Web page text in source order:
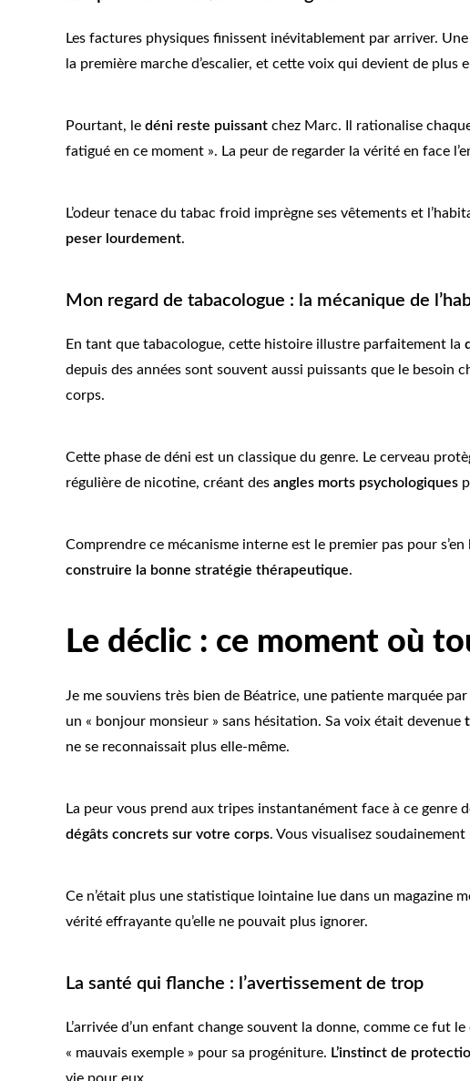
Les factures physiques finissent inévitablement par arriver.
la première marche d’escalier, et cette voix qui devient de plus
Pourtant, le déni reste puissant chez Marc. Il rationalise
fatigué en ce moment ». La peur de regarder la vérité en face
L’odeur tenace du tabac froid imprègne ses vêtements et
peser lourdement.
Mon regard de tabacologue : la mécanique de
En tant que tabacologue, cette histoire illustre parfaitement la
depuis des années sont souvent aussi puissants que le besoin
corps.
Cette phase de déni est un classique du genre. Le cerveau
régulière de nicotine, créant des angles morts psychologiques
Comprendre ce mécanisme interne est le premier pas pour
construire la bonne stratégie thérapeutique.
Le déclic : ce moment où
Je me souviens très bien de Béatrice, une patiente marquée
un « bonjour monsieur » sans hésitation. Sa voix était devenue
ne se reconnaissait plus elle-même.
La peur vous prend aux tripes instantanément face à ce genre
dégâts concrets sur votre corps. Vous visualisez
Ce n’était plus une statistique lointaine lue dans un magazine
vérité effrayante qu’elle ne pouvait plus ignorer.
La santé qui flanche : l’avertissement de trop
L’arrivée d’un enfant change souvent la donne, comme ce fut
« mauvais exemple » pour sa progéniture. L’instinct de